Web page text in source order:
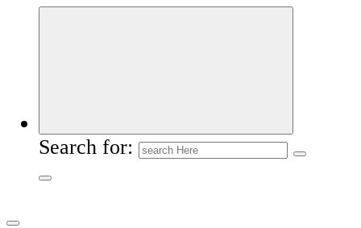
Search for: